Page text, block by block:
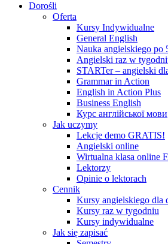
Dorośli
Oferta
Kursy Indywidualne
General English
Nauka angielskiego po
Angielski raz w
STARTer – angielski
Grammar in Action
English in Action Plus
Business English
Курс англійської мови
Jak uczymy
Lekcje demo GRATIS!
Angielski online
Wirtualna klasa online
Lektorzy
Opinie o lektorach
Cennik
Kursy angielskiego dla
Kursy raz w tygodniu
Kursy indywidualne
Jak się zapisać